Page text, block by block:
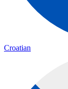
Croatian